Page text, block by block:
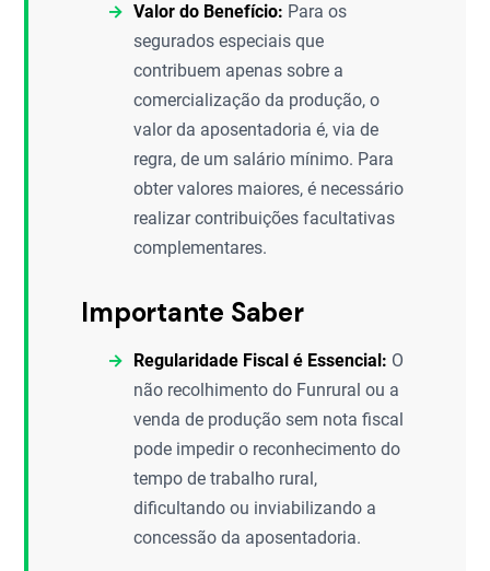
Valor do Benefício: Para os
segurados especiais que
contribuem apenas sobre a
comercialização da produção, o
valor da aposentadoria é, via de
regra, de um salário mínimo. Para
obter valores maiores, é necessário
realizar contribuições facultativas
complementares.
Importante Saber
Regularidade Fiscal é Essencial: O
não recolhimento do Funrural ou a
venda de produção sem nota fiscal
pode impedir o reconhecimento do
tempo de trabalho rural,
dificultando ou inviabilizando a
concessão da aposentadoria.